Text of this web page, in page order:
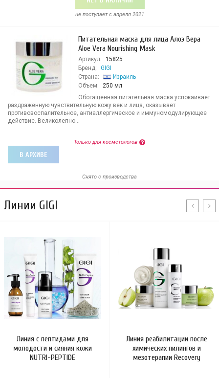
не поступает c апреля 2021
Питательная маска для лица Алоэ Вера
Aloe Vera Nourishing Mask
Артикул:
15825
Бренд:
GIGI
Страна:
Израиль
Объем:
250 мл
Обогащенная питательная маска успокаивает
раздражённую чувствительную кожу век и лица, оказывает
противовоспалительное, антиаллергическое и иммуномодулирующее
действие. Великолепно...
Только для косметологов
В АРХИВЕ
Снято с производства
Линии GIGI
Линия с пептидами для
молодости и сияния кожи
NUTRI-PEPTIDE
Линия реабилитации после
химических пилингов и
мезотерапии Recovery